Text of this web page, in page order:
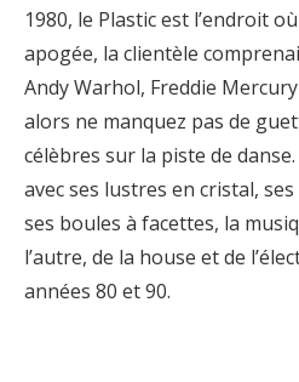
1980, le Plastic est l’endroit
apogée, la clientèle
Andy Warhol, Freddie
alors ne manquez pas de
célèbres sur la piste de
avec ses lustres en cristal,
ses boules à facettes, la
l’autre, de la house et de
années 80 et 90.